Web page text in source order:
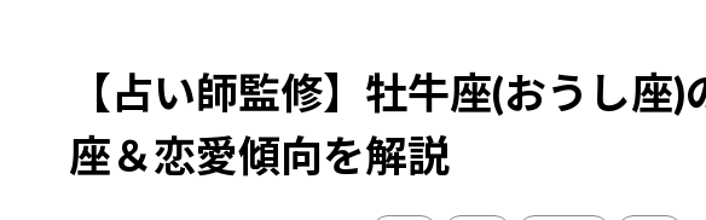
【占い師監修】牡牛座(おうし座
座＆恋愛傾向を解説